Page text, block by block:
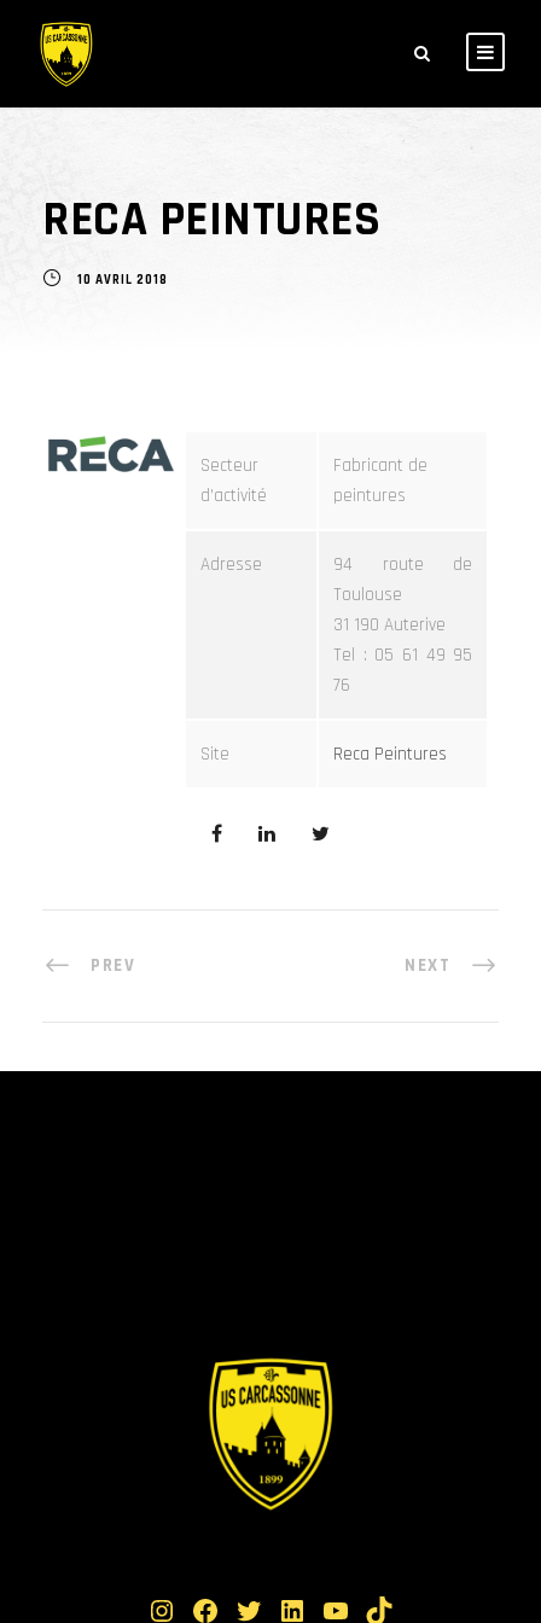
RECA PEINTURES
10 AVRIL 2018
Secteur
d’activité
Fabricant de
peintures
Adresse
94 route de
Toulouse
31 190 Auterive
Tel : 05 61 49 95
76
Site Reca Peintures
PREV NEXT
Instagram Facebook Twitter LinkedIn YouTube TikTok